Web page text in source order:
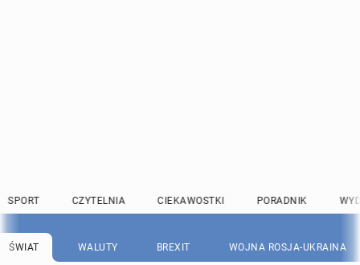
SPORT CZYTELNIA CIEKAWOSTKI PORADNIK
ŚWIAT WALUTY BREXIT WOJNA ROSJA-UKRAINA